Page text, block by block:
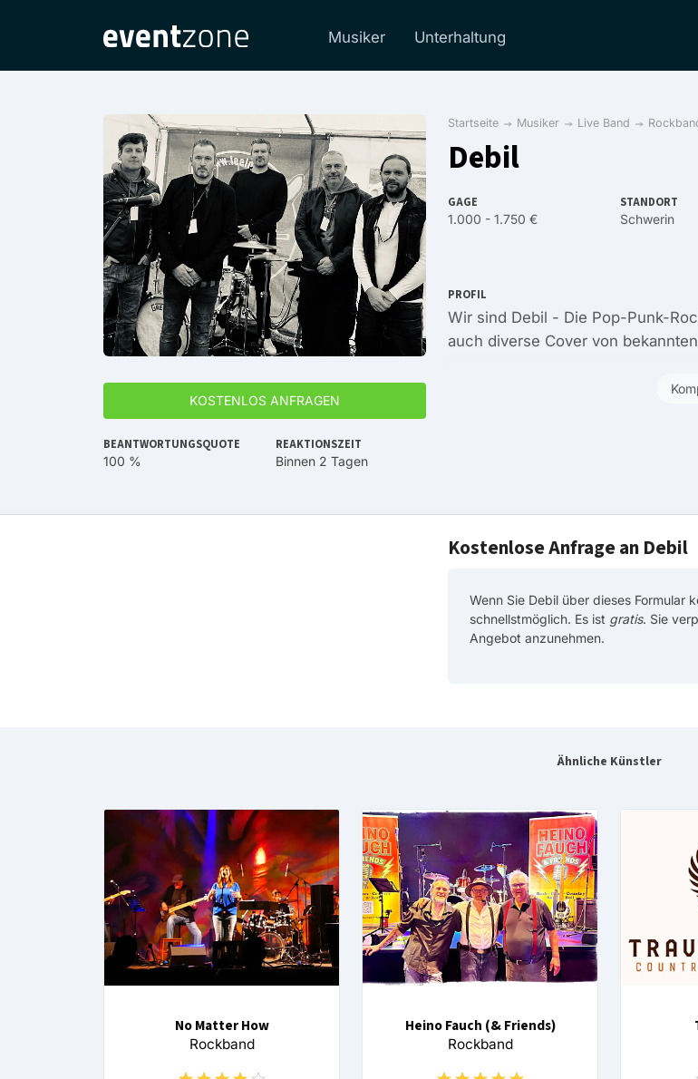
Musiker Unterhaltung
KOSTENLOS ANFRAGEN
BEANTWORTUNGSQUOTE
100 %
REAKTIONSZEIT
Binnen 2 Tagen
Startseite Musiker Live Band
Debil
GAGE
1.000 - 1.750 €
STANDORT
Schwerin
PROFIL
Wir sind Debil - Die Pop-Punk-
auch diverse Cover von
Kostenlose Anfrage an Debil
Wenn Sie Debil über dieses Formular
schnellstmöglich. Es ist gratis. Sie
Angebot anzunehmen.
Ähnliche Künstler
No Matter How
Rockband
Heino Fauch (& Friends)
Rockband